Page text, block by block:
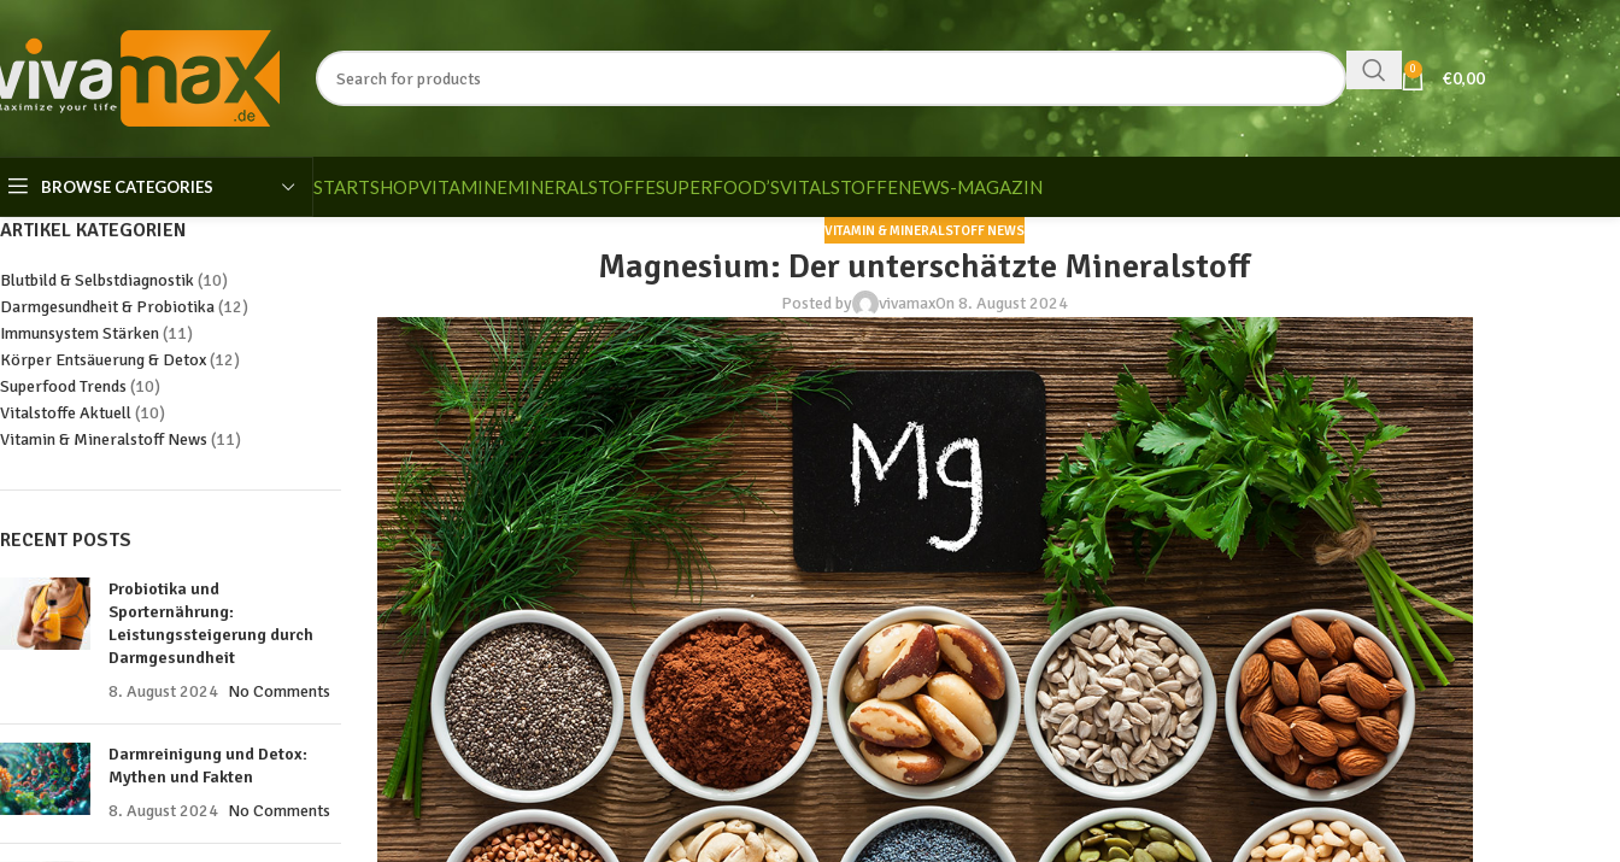
0 €0,00
BROWSE CATEGORIES STARTSHOPVITAMINEMINERALSTOFFESUPERFOOD’SVITALSTOFFENEWS-MAGAZIN
ARTIKEL KATEGORIEN
Blutbild & Selbstdiagnostik(10)
Darmgesundheit & Probiotika(12)
Immunsystem Stärken(11)
Körper Entsäuerung & Detox(12)
Superfood Trends (10)
Vitalstoffe Aktuell(10)
Vitamin & Mineralstoff News (11)
RECENT POSTS
Probiotika und
Sporternährung:
Leistungssteigerung durch
Darmgesundheit
8. August 2024 No Comments
Darmreinigung und Detox:
Mythen und Fakten
8. August 2024 No Comments
VITAMIN & MINERALSTOFF NEWS
Magnesium: Der unterschätzte Mineralstoff
Posted by vivamaxOn 8. August 2024